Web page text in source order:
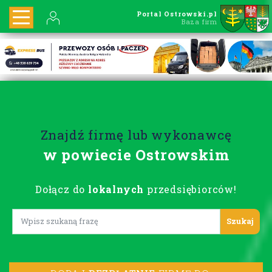
Portal Ostrowski.pl
Baza firm
Znajdź firmę lub wykonawcę
w powiecie Ostrowskim
Dołącz do lokalnych przedsiębiorców!
Lorem ipsum